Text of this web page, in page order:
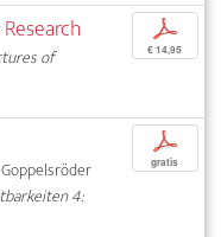
of
p
€ 14,95
4:
p
gratis